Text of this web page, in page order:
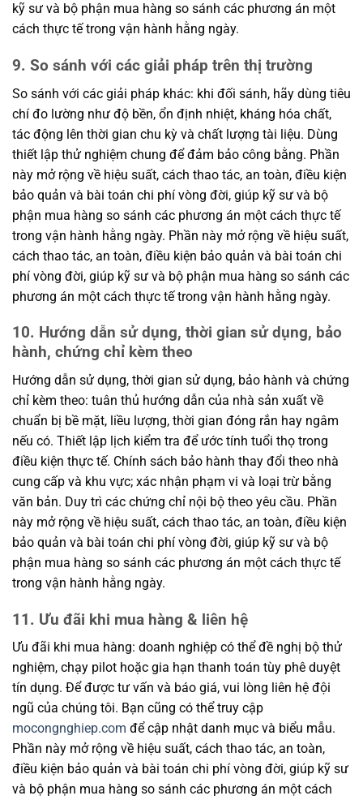
kỹ sư và bộ phận mua hàng so sánh các phương án một
cách thực tế trong vận hành hằng ngày.
9. So sánh với các giải pháp trên thị trường
So sánh với các giải pháp khác: khi đối sánh, hãy dùng tiêu
chí đo lường như độ bền, ổn định nhiệt, kháng hóa chất,
tác động lên thời gian chu kỳ và chất lượng tài liệu. Dùng
thiết lập thử nghiệm chung để đảm bảo công bằng. Phần
này mở rộng về hiệu suất, cách thao tác, an toàn, điều kiện
bảo quản và bài toán chi phí vòng đời, giúp kỹ sư và bộ
phận mua hàng so sánh các phương án một cách thực tế
trong vận hành hằng ngày. Phần này mở rộng về hiệu suất,
cách thao tác, an toàn, điều kiện bảo quản và bài toán chi
phí vòng đời, giúp kỹ sư và bộ phận mua hàng so sánh các
phương án một cách thực tế trong vận hành hằng ngày.
10. Hướng dẫn sử dụng, thời gian sử dụng, bảo
hành, chứng chỉ kèm theo
Hướng dẫn sử dụng, thời gian sử dụng, bảo hành và chứng
chỉ kèm theo: tuân thủ hướng dẫn của nhà sản xuất về
chuẩn bị bề mặt, liều lượng, thời gian đóng rắn hay ngâm
nếu có. Thiết lập lịch kiểm tra để ước tính tuổi thọ trong
điều kiện thực tế. Chính sách bảo hành thay đổi theo nhà
cung cấp và khu vực; xác nhận phạm vi và loại trừ bằng
văn bản. Duy trì các chứng chỉ nội bộ theo yêu cầu. Phần
này mở rộng về hiệu suất, cách thao tác, an toàn, điều kiện
bảo quản và bài toán chi phí vòng đời, giúp kỹ sư và bộ
phận mua hàng so sánh các phương án một cách thực tế
trong vận hành hằng ngày.
11. Ưu đãi khi mua hàng & liên hệ
Ưu đãi khi mua hàng: doanh nghiệp có thể đề nghị bộ thử
nghiệm, chạy pilot hoặc gia hạn thanh toán tùy phê duyệt
tín dụng. Để được tư vấn và báo giá, vui lòng liên hệ đội
ngũ của chúng tôi. Bạn cũng có thể truy cập
mocongnghiep.com để cập nhật danh mục và biểu mẫu.
Phần này mở rộng về hiệu suất, cách thao tác, an toàn,
điều kiện bảo quản và bài toán chi phí vòng đời, giúp kỹ sư
và bộ phận mua hàng so sánh các phương án một cách